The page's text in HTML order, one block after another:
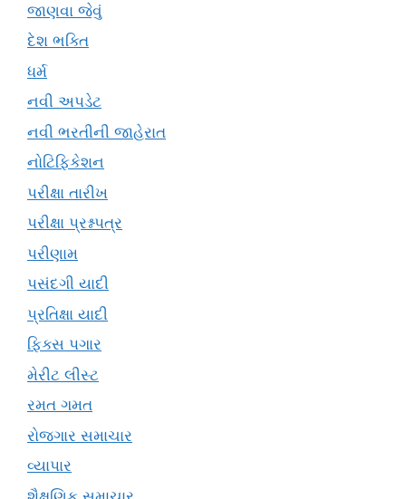
જાણવા જેવું
દેશ ભક્તિ
ધર્મ
નવી અપડેટ
નવી ભરતીની જાહેરાત
નોટિફિકેશન
પરીક્ષા તારીખ
પરીક્ષા પ્રશ્નપત્ર
પરીણામ
પસંદગી યાદી
પ્રતિક્ષા યાદી
ફિક્સ પગાર
મેરીટ લીસ્ટ
રમત ગમત
રોજગાર સમાચાર
વ્યાપાર